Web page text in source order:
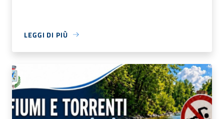
LEGGI DI PIÙ